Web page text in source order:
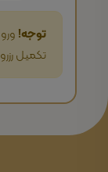
توجه!
تکمیل